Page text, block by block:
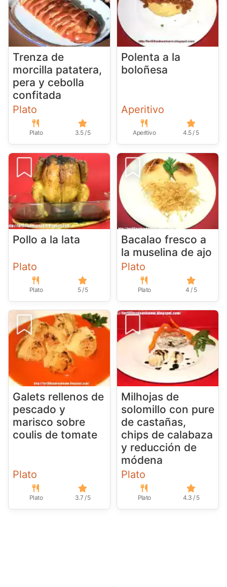
Trenza de
morcilla patatera,
pera y cebolla
confitada
Plato
Plato 3.5 / 5
Polenta a la
boloñesa
Aperitivo
Aperitivo 4.5 / 5
Pollo a la lata
Plato
Plato 5 / 5
Bacalao fresco a
la muselina de ajo
Plato
Plato 4 / 5
Galets rellenos de
pescado y
marisco sobre
coulis de tomate
Plato
Plato 3.7 / 5
Milhojas de
solomillo con pure
de castañas,
chips de calabaza
y reducción de
módena
Plato
Plato 4.3 / 5